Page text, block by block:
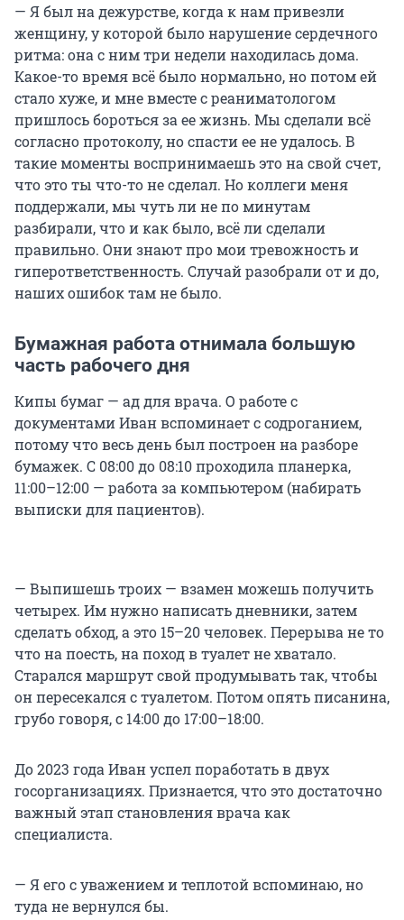
— Я был на дежурстве, когда к нам привезли
женщину, у которой было нарушение сердечного
ритма: она с ним три недели находилась дома.
Какое-то время всё было нормально, но потом ей
стало хуже, и мне вместе с реаниматологом
пришлось бороться за ее жизнь. Мы сделали всё
согласно протоколу, но спасти ее не удалось. В
такие моменты воспринимаешь это на свой счет,
что это ты что-то не сделал. Но коллеги меня
поддержали, мы чуть ли не по минутам
разбирали, что и как было, всё ли сделали
правильно. Они знают про мои тревожность и
гиперответственность. Случай разобрали от и до,
наших ошибок там не было.
Бумажная работа отнимала большую
часть рабочего дня
Кипы бумаг — ад для врача. О работе с
документами Иван вспоминает с содроганием,
потому что весь день был построен на разборе
бумажек. С 08:00 до 08:10 проходила планерка,
11:00–12:00 — работа за компьютером (набирать
выписки для пациентов).
— Выпишешь троих — взамен можешь получить
четырех. Им нужно написать дневники, затем
сделать обход, а это 15–20 человек. Перерыва не то
что на поесть, на поход в туалет не хватало.
Старался маршрут свой продумывать так, чтобы
он пересекался с туалетом. Потом опять писанина,
грубо говоря, с 14:00 до 17:00–18:00.
До 2023 года Иван успел поработать в двух
госорганизациях. Признается, что это достаточно
важный этап становления врача как
специалиста.
— Я его с уважением и теплотой вспоминаю, но
туда не вернулся бы.